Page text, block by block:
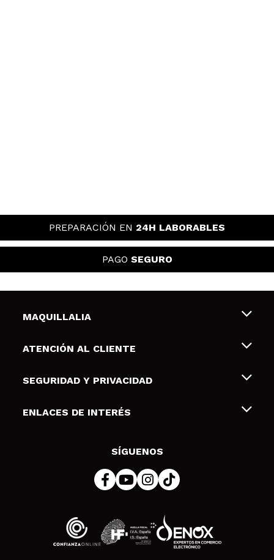
PREPARACIÓN EN 24H LABORABLES
PAGO SEGURO
MAQUILLALIA
Sobre nosotros
Tarjetas de Regalo
ATENCIÓN AL CLIENTE
Envíos y devoluciones
Formas de pago
SEGURIDAD Y PRIVACIDAD
Terminos y condiciones de uso
Política de cookies
ENLACES DE INTERÉS
SÍGUENOS